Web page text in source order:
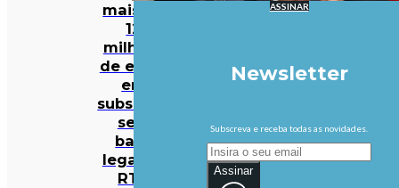
mais de
12
milhões
de euros
em
subsídios
sem
base
legal na
RTP
ASSINAR
Newsletter
Subscreva e receba todas as novidades.
Assinar